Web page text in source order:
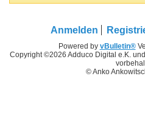
Anmelden
Powered by vBulletin®
Copyright ©2026 Adduco Digital e.K.
© Anko